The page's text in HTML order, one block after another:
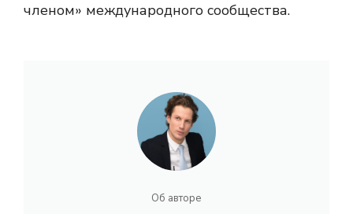
членом» международного сообщества.
Об авторе